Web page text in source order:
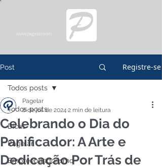
www.pagelar.com
Post Registre-se
Todos posts
Dicas
Pagelar
Empreendedorismo
Todos posts
Celebrando o Dia do
Panificador: A Arte e
Dedicação Por Trás de
Pagelar
8 de jul. de 2024 2 min de leitura